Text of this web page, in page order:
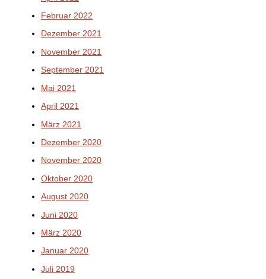
Februar 2022
Dezember 2021
November 2021
September 2021
Mai 2021
April 2021
März 2021
Dezember 2020
November 2020
Oktober 2020
August 2020
Juni 2020
März 2020
Januar 2020
Juli 2019